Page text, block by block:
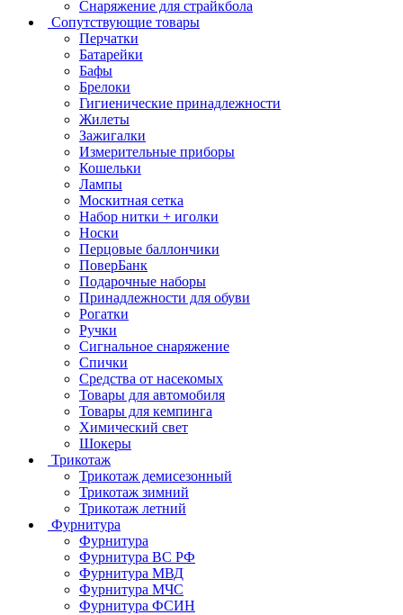
Снаряжение для страйкбола
Сопутствующие товары
Перчатки
Батарейки
Бафы
Брелоки
Гигиенические принадлежности
Жилеты
Зажигалки
Измерительные приборы
Кошельки
Лампы
Москитная сетка
Набор нитки + иголки
Носки
Перцовые баллончики
ПоверБанк
Подарочные наборы
Принадлежности для обуви
Рогатки
Ручки
Сигнальное снаряжение
Спички
Средства от насекомых
Товары для автомобиля
Товары для кемпинга
Химический свет
Шокеры
Трикотаж
Трикотаж демисезонный
Трикотаж зимний
Трикотаж летний
Фурнитура
Фурнитура
Фурнитура ВС РФ
Фурнитура МВД
Фурнитура МЧС
Фурнитура ФСИН